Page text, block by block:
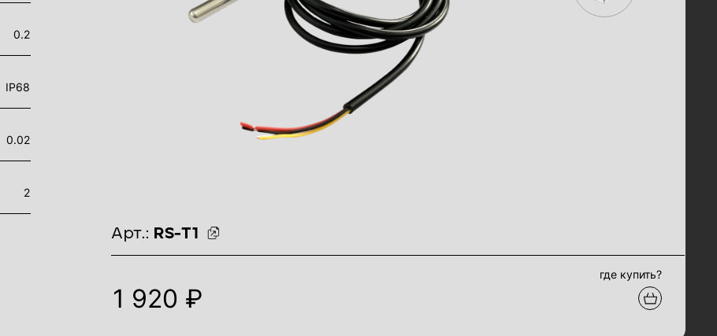
идентификаторы товара
Арт.: RS-T1
где купить?
1 920 ₽
0.2
IP68
0.02
2